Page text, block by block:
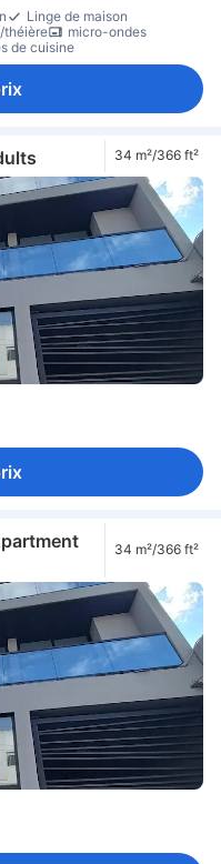
Linge de maison
théière
micro-ondes
de cuisine
34 m²/366 ft²
34 m²/366 ft²